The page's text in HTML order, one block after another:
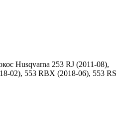
Husqvarna 253 RJ (2011-08),
02), 553 RBX (2018-06), 553 RS